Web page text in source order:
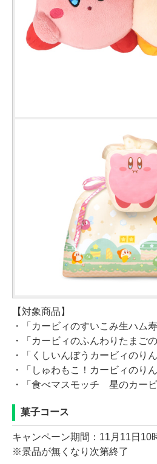
【対象商品】
・「カービィのすいこみ生ハム寿
・「カービィのふんわりたまご
・「くしいんぼうカービィのり
・「しゅわもこ！カービィのり
・「食べマスモッチ 星のカービ
菓子コース
キャンペーン期間：11月11日10
※景品が無くなり次第終了